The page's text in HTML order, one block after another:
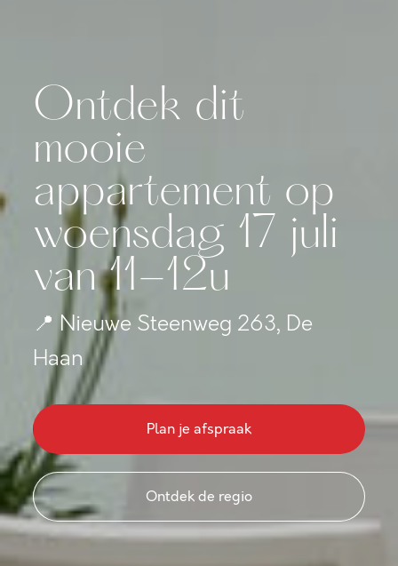
Ontdek dit
mooie
appartement op
woensdag 17 juli
van 11-12u
📍 Nieuwe Steenweg 263, De
Haan
Plan je afspraak
Ontdek de regio